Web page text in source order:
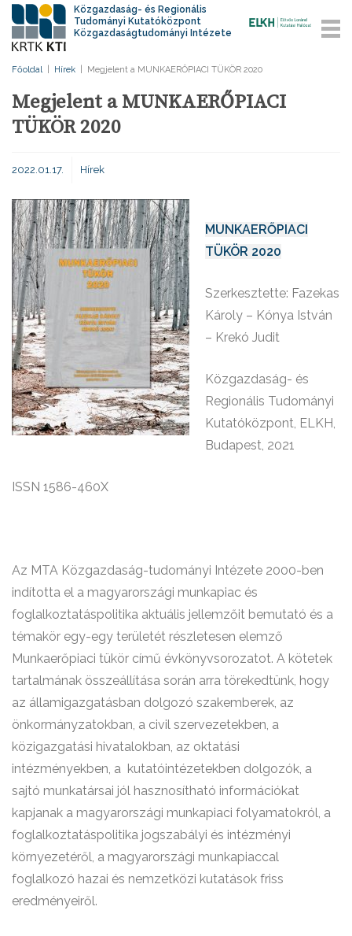
Közgazdaság- és Regionális
Tudományi Kutatóközpont
Közgazdaságtudományi Intézete
Főoldal Hírek Megjelent a MUNKAERŐPIACI TÜKÖR 2020
Megjelent a MUNKAERŐPIACI
TÜKÖR 2020
2022.01.17. Hírek
MUNKAERŐPIACI
TÜKÖR 2020
Szerkesztette: Fazekas
Károly – Kónya István
– Krekó Judit
Közgazdaság- és
Regionális Tudományi
Kutatóközpont, ELKH,
Budapest, 2021
ISSN 1586-460X
Az MTA Közgazdaság-tudományi Intézete 2000-ben
indította el a magyarországi munkapiac és
foglalkoztatáspolitika aktuális jellemzőit bemutató és a
témakör egy-egy területét részletesen elemző
Munkaerőpiaci tükör című évkönyvsorozatot. A kötetek
tartalmának összeállítása során arra törekedtünk, hogy
az államigazgatásban dolgozó szakemberek, az
önkormányzatokban, a civil szervezetekben, a
közigazgatási hivatalokban, az oktatási
intézményekben, a kutatóintézetekben dolgozók, a
sajtó munkatársai jól hasznosítható információkat
kapjanak a magyarországi munkapiaci folyamatokról, a
foglalkoztatáspolitika jogszabályi és intézményi
környezetéről, a magyarországi munkapiaccal
foglalkozó hazai és nemzetközi kutatások friss
eredményeiről.